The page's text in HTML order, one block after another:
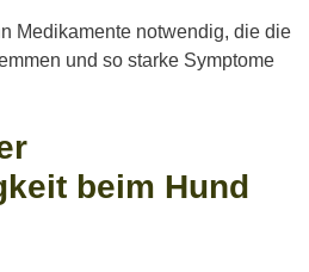
Medikamente notwendig, die die
und so starke Symptome
beim Hund